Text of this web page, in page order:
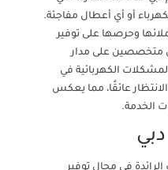
أو أي أعطال مفاجئة.
وحرصها على توفير
متخصصين على مدار
الكهربائية في
عائقًا، مما يعكس
الخدمة.